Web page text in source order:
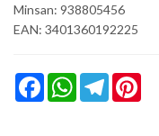
Minsan: 938805456
EAN: 3401360192225
FacebookWhatsAppTelegram